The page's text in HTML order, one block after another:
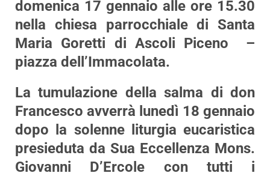
domenica 17 gennaio alle ore 15.30
nella chiesa parrocchiale di Santa
Maria Goretti di Ascoli Piceno –
piazza dell’Immacolata.
La tumulazione della salma di don
Francesco avverrà lunedì 18 gennaio
dopo la solenne liturgia eucaristica
presieduta da Sua Eccellenza Mons.
Giovanni D’Ercole con tutti i